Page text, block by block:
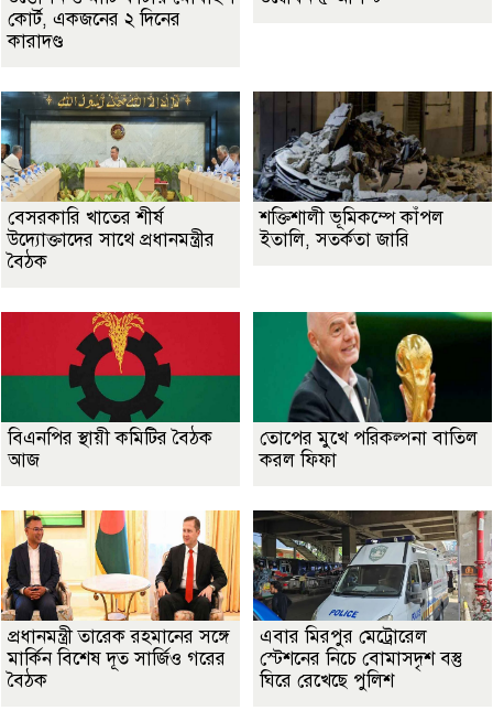
কোর্ট, একজনের ২ দিনের
কারাদণ্ড
বেসরকারি খাতের শীর্ষ
উদ্যোক্তাদের সাথে প্রধানমন্ত্রীর
বৈঠক
শক্তিশালী ভূমিকম্পে কাঁপল
ইতালি, সতর্কতা জারি
বিএনপির স্থায়ী কমিটির বৈঠক
আজ
তোপের মুখে পরিকল্পনা বাতিল
করল ফিফা
প্রধানমন্ত্রী তারেক রহমানের সঙ্গে
মার্কিন বিশেষ দূত সার্জিও গরের
বৈঠক
এবার মিরপুর মেট্রোরেল
স্টেশনের নিচে বোমাসদৃশ বস্তু
ঘিরে রেখেছে পুলিশ